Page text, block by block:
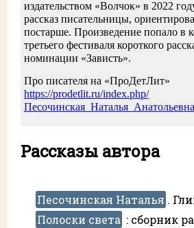
издательством «Волчок» в 2022
рассказ писательницы,
постарше. Произведение попало в
третьего фестиваля короткого
номинации «Зависть».
Про писателя на «ПроДетЛит»
https://prodetlit.ru/index.php/
Песочинская_Наталья_Анатольевна
Рассказы автора
Песочинская Наталья .
Полоски света : сборник